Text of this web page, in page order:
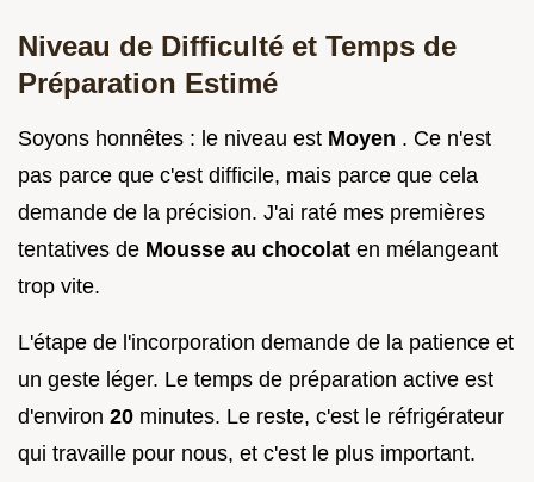
Niveau de Difficulté et Temps de
Préparation Estimé
Soyons honnêtes : le niveau est Moyen . Ce n'est
pas parce que c'est difficile, mais parce que cela
demande de la précision. J'ai raté mes premières
tentatives de Mousse au chocolat en mélangeant
trop vite.
L'étape de l'incorporation demande de la patience et
un geste léger. Le temps de préparation active est
d'environ 20 minutes. Le reste, c'est le réfrigérateur
qui travaille pour nous, et c'est le plus important.